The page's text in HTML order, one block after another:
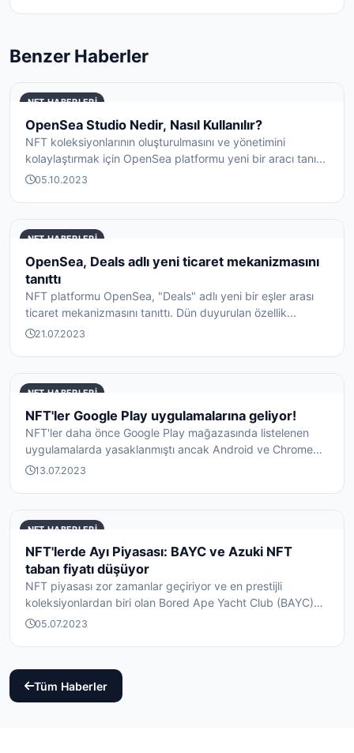
Benzer Haberler
NFT HABERLERI
OpenSea Studio Nedir, Nasıl Kullanılır?
NFT koleksiyonlarının oluşturulmasını ve yönetimini
kolaylaştırmak için OpenSea platformu yeni bir aracı tanı...
05.10.2023
NFT HABERLERI
OpenSea, Deals adlı yeni ticaret mekanizmasını
tanıttı
NFT platformu OpenSea, "Deals" adlı yeni bir eşler arası
ticaret mekanizmasını tanıttı. Dün duyurulan özellik...
21.07.2023
NFT HABERLERI
NFT'ler Google Play uygulamalarına geliyor!
NFT'ler daha önce Google Play mağazasında listelenen
uygulamalarda yasaklanmıştı ancak Android ve Chrome
OS'd...
13.07.2023
NFT HABERLERI
NFT'lerde Ayı Piyasası: BAYC ve Azuki NFT
taban fiyatı düşüyor
NFT piyasası zor zamanlar geçiriyor ve en prestijli
koleksiyonlardan biri olan Bored Ape Yacht Club (BAYC)
da...05.07.2023
Tüm Haberler